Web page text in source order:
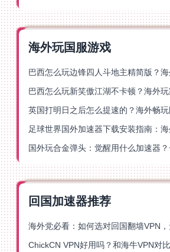
海外玩国服游戏
英国打明日之后怎么提速的？海外畅
回国加速器推荐